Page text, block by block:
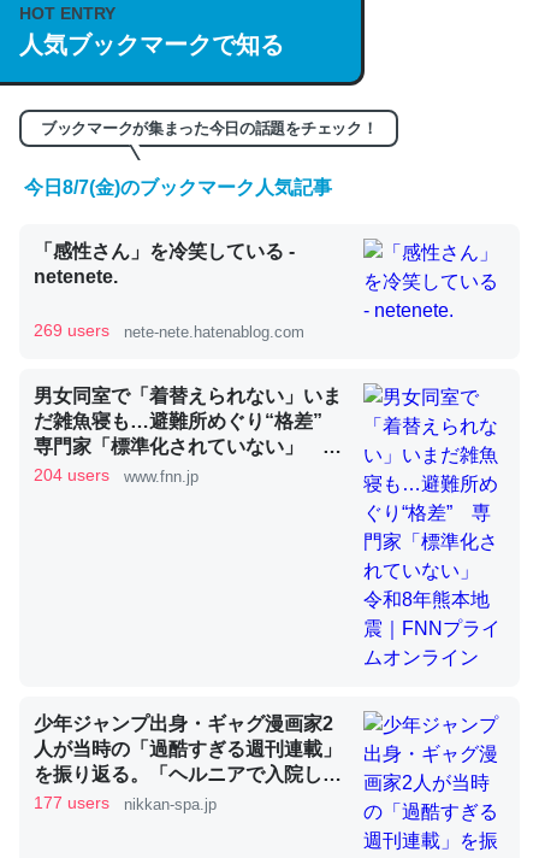
https://isobe324649.hatenablog.com/entry/2023/03/27
/064121
─GPTの仕組みと限界についての考察（１） - conceptualization
くらい。小説でいう「ずっと前の伏線」は回収されないけ
ど、短期記憶というには多い分量。進化すればするほど分
かりやすく強くなりそう
昆虫ってカルシウム少ないのか。知らんかった。調べたら
コオロギのカルシウム分はエビの600分の1程度。
─ニュース :: 【研究発表】昆虫学の大問題＝「昆虫はなぜ海にいな
論文では「淡水はカルシウムも酸素も不足してて両方に不
利だから両方が拮抗してるのでは」とあって面白い。海に
いる鋏角類（カブトガニ・ウミグモ）はカルシウムを使わ
ずキチンを強化してる筈だが、酵素が違うのか？
HOT ENTRY
人気ブックマークで知る
ブックマークが集まった今日の話題をチェック！
今日8/7(金)のブックマーク人気記事
「感性さん」を冷笑している -
netenete.
269 users nete-nete.hatenablog.com
男女同室で「着替えられない」いま
だ雑魚寝も…避難所めぐり“格差”
専門家「標準化されていない」 令
和8年熊本地震｜FNNプライムオン
204 users www.fnn.jp
少年ジャンプ出身・ギャグ漫画家2
人が当時の「過酷すぎる週刊連載」
を振り返る。「ヘルニアで入院して
も原稿は落とさない」ストイックな
177 users nikkan-spa.jp